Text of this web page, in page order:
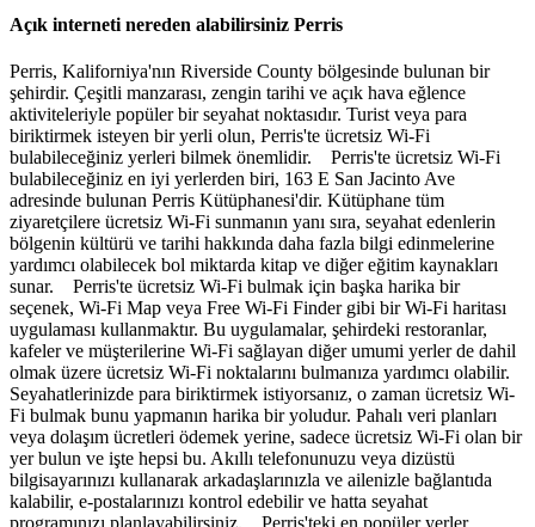
Açık interneti nereden alabilirsiniz Perris
Perris, Kaliforniya'nın Riverside County bölgesinde bulunan bir
şehirdir. Çeşitli manzarası, zengin tarihi ve açık hava eğlence
aktiviteleriyle popüler bir seyahat noktasıdır. Turist veya para
biriktirmek isteyen bir yerli olun, Perris'te ücretsiz Wi-Fi
bulabileceğiniz yerleri bilmek önemlidir. Perris'te ücretsiz Wi-Fi
bulabileceğiniz en iyi yerlerden biri, 163 E San Jacinto Ave
adresinde bulunan Perris Kütüphanesi'dir. Kütüphane tüm
ziyaretçilere ücretsiz Wi-Fi sunmanın yanı sıra, seyahat edenlerin
bölgenin kültürü ve tarihi hakkında daha fazla bilgi edinmelerine
yardımcı olabilecek bol miktarda kitap ve diğer eğitim kaynakları
sunar. Perris'te ücretsiz Wi-Fi bulmak için başka harika bir
seçenek, Wi-Fi Map veya Free Wi-Fi Finder gibi bir Wi-Fi haritası
uygulaması kullanmaktır. Bu uygulamalar, şehirdeki restoranlar,
kafeler ve müşterilerine Wi-Fi sağlayan diğer umumi yerler de dahil
olmak üzere ücretsiz Wi-Fi noktalarını bulmanıza yardımcı olabilir.
Seyahatlerinizde para biriktirmek istiyorsanız, o zaman ücretsiz Wi-
Fi bulmak bunu yapmanın harika bir yoludur. Pahalı veri planları
veya dolaşım ücretleri ödemek yerine, sadece ücretsiz Wi-Fi olan bir
yer bulun ve işte hepsi bu. Akıllı telefonunuzu veya dizüstü
bilgisayarınızı kullanarak arkadaşlarınızla ve ailenizle bağlantıda
kalabilir, e-postalarınızı kontrol edebilir ve hatta seyahat
programınızı planlayabilirsiniz. Perris'teki en popüler yerler